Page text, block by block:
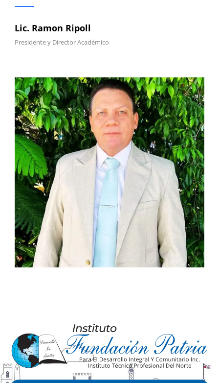
Lic. Ramon Ripoll
Presidente y Director Académico